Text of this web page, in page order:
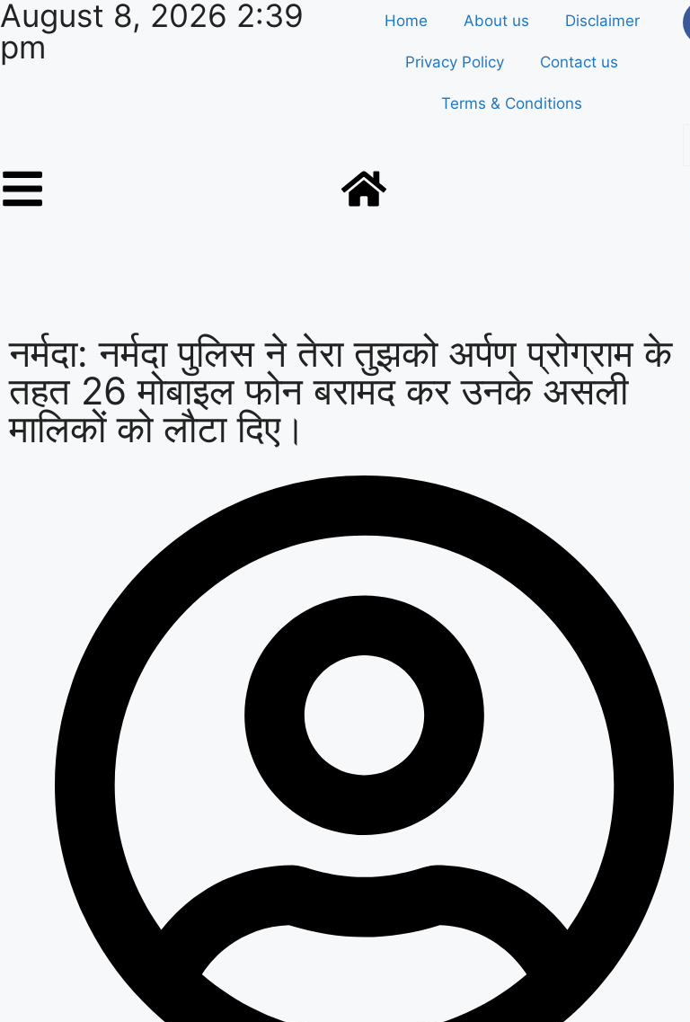
August 8, 2026 2:39
pm
Home About us Disclaimer
Privacy Policy Contact us
Terms & Conditions
नर्मदा: नर्मदा पुलिस ने तेरा तुझको अर्पण प्रोग्राम के
तहत 26 मोबाइल फोन बरामद कर उनके असली
मालिकों को लौटा दिए।